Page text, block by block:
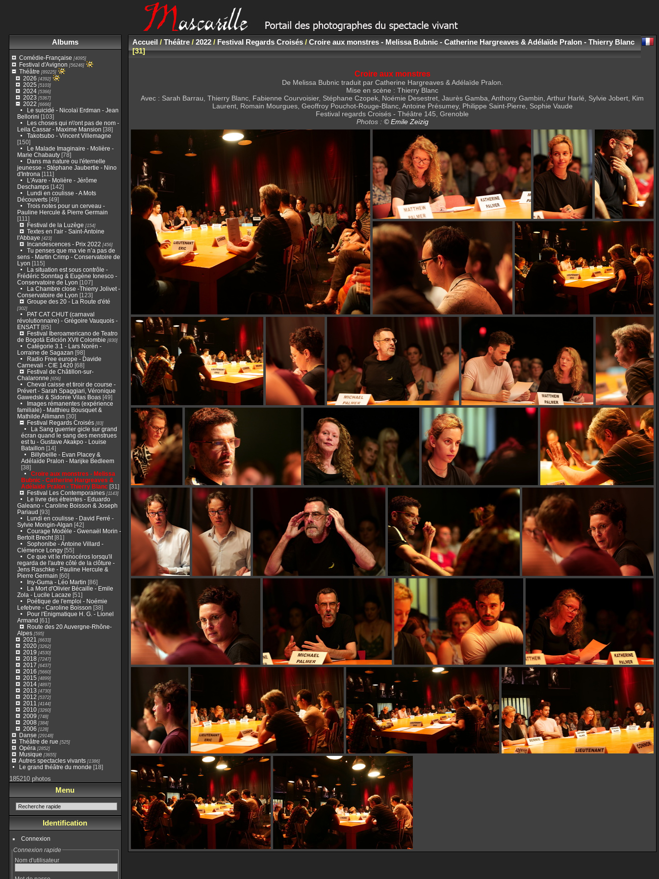
Albums
Comédie-Française [4095]
Festival d'Avignon [56246]
Théâtre [89225]
2026 [4392]
2025 [5103]
2024[5366]
2023 [5367]
2022 [6666]
Le suicidé - Nicolaï Erdman - Jean
Bellorini [103]
Les choses qui n\'ont pas de nom -
Leila Cassar - Maxime Mansion [38]
Takotsubo - Vincent Villemagne
[150]
Le Malade Imaginaire - Molière -
Marie Chabauty[78]
Dans ma nature ou l'éternelle
jeunesse - Stéphane Jaubertie - Nino
d'Introna [111]
L'Avare - Molière - Jérôme
Deschamps[142]
Lundi en coulisse - A Mots
Découverts[49]
Trois notes pour un cerveau -
Pauline Hercule & Pierre Germain
[111]
Festival de la Luzège [154]
Textes en l'air - Saint-Antoine
l'Abbaye [423]
Incandescences - Prix 2022 [456]
Tu penses que ma vie n’a pas de
sens - Martin Crimp - Conservatoire de
Lyon [115]
La situation est sous contrôle -
Frédéric Sonntag & Eugène Ionesco -
Conservatoire de Lyon [107]
La Chambre close -Thierry Jolivet -
Conservatoire de Lyon [123]
Groupe des 20 - La Route d'été
[302]
PAT CAT CHUT (carnaval
révolutionnaire) - Grégoire Vauquois -
ENSATT[85]
Festival Iberoamericano de Teatro
de Bogotá Edición XVII Colombie [830]
Catégorie 3.1 - Lars Norén -
Lorraine de Sagazan [98]
Radio Free europe - Davide
Carnevali - CIE 1420[68]
Festival de Châtillon-sur-
Chalaronne [656]
Cheval caisse et tiroir de course -
Prévert - Sarah Spaggiari, Véronique
Gawedski & Sidonie Vilas Boas[49]
Images rémanentes (expérience
familiale) - Matthieu Bousquet &
Mathilde Allimann [30]
Festival Regards Croisés[83]
La Sang guerrier gicle sur grand
écran quand le sang des menstrues
est tu - Gustave Akakpo - Louise
Bataillon [14]
Billybeille - Evan Placey &
Adélaïde Pralon - Marijke Bedleem
[38]
Croire aux monstres - Melissa
Bubnic - Catherine Hargreaves &
Adélaïde Pralon - Thierry Blanc[31]
Festival Les Contemporaines[1143]
Le livre des étreintes - Eduardo
Galeano - Caroline Boisson & Joseph
Pariaud [93]
Lundi en coulisse - David Ferré -
Sylvie Mongin-Algan [42]
Courage Modèle - Gwenaël Morin -
Bertolt Brecht[81]
Sophonibe - Antoine Villard -
Clémence Longy[55]
Ce que vit le rhinocéros lorsqu'il
regarda de l'autre côté de la clôture -
Jens Raschke - Pauline Hercule &
Pierre Germain [60]
Iny-Guma - Léo Martin [86]
La Mort d'Olivier Bécaille - Emile
Zola - Lucile Lacaze [51]
Poétique de l'emploi - Noémie
Lefebvre - Caroline Boisson [38]
Pour l'Enigmatique H. G. - Lionel
Armand [61]
Route des 20 Auvergne-Rhône-
Alpes[595]
2021 [6633]
2020[3262]
2019 [4530]
2018 [7247]
2017 [6437]
2016 [5660]
2015 [4899]
2014[4897]
2013 [4730]
2012 [5372]
2011 [4144]
2010[3260]
2009 [748]
2008 [384]
2006 [128]
Danse [29148]
Théâtre de rue [525]
Opéra [2852]
Musique [3655]
Autres spectacles vivants[1386]
Le grand théâtre du monde [18]
185210 photos
Menu
Identification
Connexion
Connexion rapide
Nom d'utilisateur
Accueil/ Théâtre/ 2022/ Festival Regards Croisés/ Croire aux monstres - Melissa Bubnic - Catherine Hargreaves & Adélaïde Pralon - Thierry Blanc
31
Croire aux monstres
De Melissa Bubnic traduit par Catherine Hargreaves & Adélaïde Pralon.
Mise en scène : Thierry Blanc
Avec : Sarah Barrau, Thierry Blanc, Fabienne Courvoisier, Stéphane Czopek, Noémie Desestret, Jaurès Gamba, Anthony Gambin, Arthur Harlé, Sylvie Jobert, Kim
Laurent, Romain Mourgues, Geoffroy Pouchot-Rouge-Blanc, Antoine Présumey, Philippe Saint-Pierre, Sophie Vaude
Festival regards Croisés - Théâtre 145, Grenoble
Photos : © Emile Zeizig